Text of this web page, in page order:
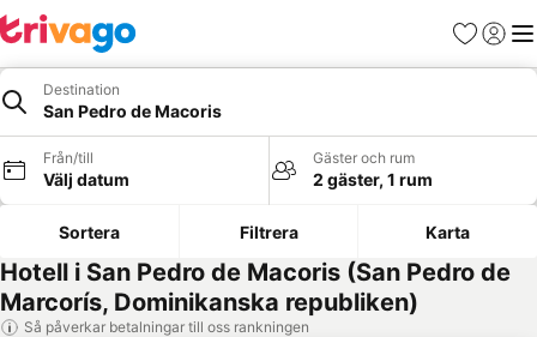
Favoriter
Logga
Destination
San Pedro de Macoris
Från/till
Välj datum
Gäster och rum
2 gäster, 1 rum
Sortera Filtrera Karta
Hotell i San Pedro de Macoris (San Pedro de
Marcorís, Dominikanska republiken)
Så påverkar betalningar till oss rankningen